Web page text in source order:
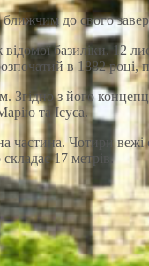
ближчим до свого
базиліки. 12
в 1882 році,
Згідно з його
та Ісуса.
Чотири
17 метрів.